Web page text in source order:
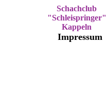
Schachclub
"Schleispringer"
Kappeln
Impressum